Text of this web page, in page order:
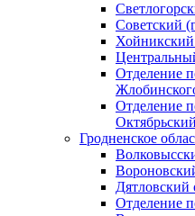
Советский
Хойникский
Отделение
Отделение
Гродненское
Дятловский
Отделение